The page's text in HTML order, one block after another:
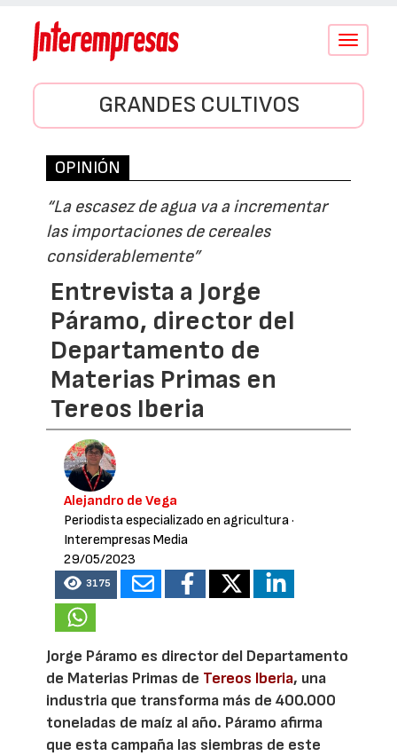
Conmutar
GRANDES CULTIVOS
OPINIÓN
“La escasez de agua va a incrementar
las importaciones de cereales
considerablemente”
Entrevista a Jorge
Páramo, director del
Departamento de
Materias Primas en
Tereos Iberia
Alejandro de Vega
Periodista especializado en agricultura·
Interempresas Media
29/05/2023
3175
Jorge Páramo es director del Departamento
de Materias Primas de Tereos Iberia, una
industria que transforma más de 400.000
toneladas de maíz al año. Páramo afirma
que esta campaña las siembras de este